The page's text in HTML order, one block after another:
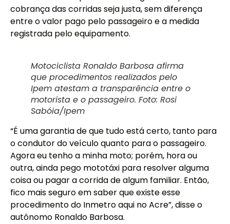
cobrança das corridas seja justa, sem diferença
entre o valor pago pelo passageiro e a medida
registrada pelo equipamento.
Motociclista Ronaldo Barbosa afirma
que procedimentos realizados pelo
Ipem atestam a transparência entre o
motorista e o passageiro. Foto: Rosi
Sabóia/Ipem
“É uma garantia de que tudo está certo, tanto para
o condutor do veículo quanto para o passageiro.
Agora eu tenho a minha moto; porém, hora ou
outra, ainda pego mototáxi para resolver alguma
coisa ou pagar a corrida de algum familiar. Então,
fico mais seguro em saber que existe esse
procedimento do Inmetro aqui no Acre”, disse o
autônomo Ronaldo Barbosa.